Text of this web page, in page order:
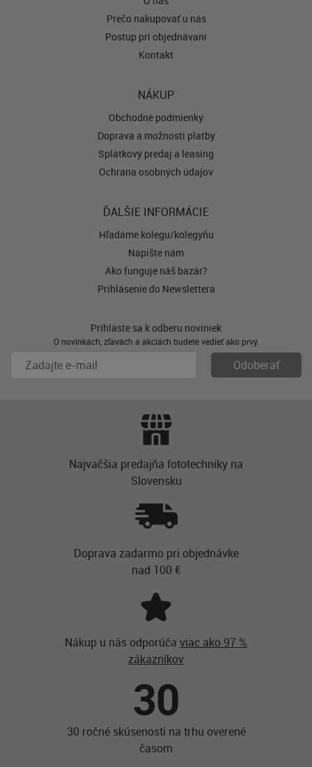
Prečo nakupovať u nás
Postup pri objednávaní
Kontakt
NÁKUP
Obchodné podmienky
Doprava a možnosti platby
Splátkový predaj a leasing
Ochrana osobných údajov
ĎALŠIE INFORMÁCIE
Hľadáme kolegu/kolegyňu
Napíšte nám
Ako funguje náš bazár?
Prihlásenie do Newslettera
Prihláste sa k odberu noviniek
O novinkách, zľavách a akciách budete vedieť ako prvý.
Najvačšia predajňa fototechniky na
Slovensku
Doprava zadarmo pri objednávke
nad 100 €
Nákup u nás odporúča viac ako 97 %
zákazníkov
30
30 ročné skúsenosti na trhu overené
časom